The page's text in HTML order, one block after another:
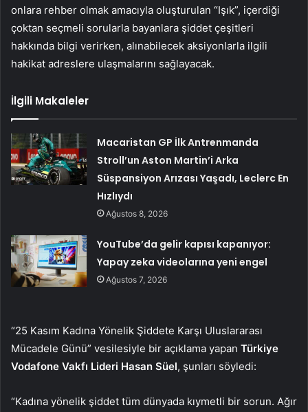
onlara rehber olmak amacıyla oluşturulan “Işık”, içerdiği
çoktan seçmeli sorularla bayanlara şiddet çeşitleri
hakkında bilgi verirken, alınabilecek aksiyonlarla ilgili
hakikat adreslere ulaşmalarını sağlayacak.
İlgili Makaleler
Macaristan GP İlk Antrenmanda
Stroll’un Aston Martin’i Arka
Süspansiyon Arızası Yaşadı, Leclerc En
Hızlıydı
Ağustos 8, 2026
YouTube’da gelir kapısı kapanıyor:
Yapay zeka videolarına yeni engel
Ağustos 7, 2026
“25 Kasım Kadına Yönelik Şiddete Karşı Uluslararası
Mücadele Günü” vesilesiyle bir açıklama yapan Türkiye
Vodafone Vakfı Lideri Hasan Süel, şunları söyledi:
“Kadına yönelik şiddet tüm dünyada kıymetli bir sorun. Ağır